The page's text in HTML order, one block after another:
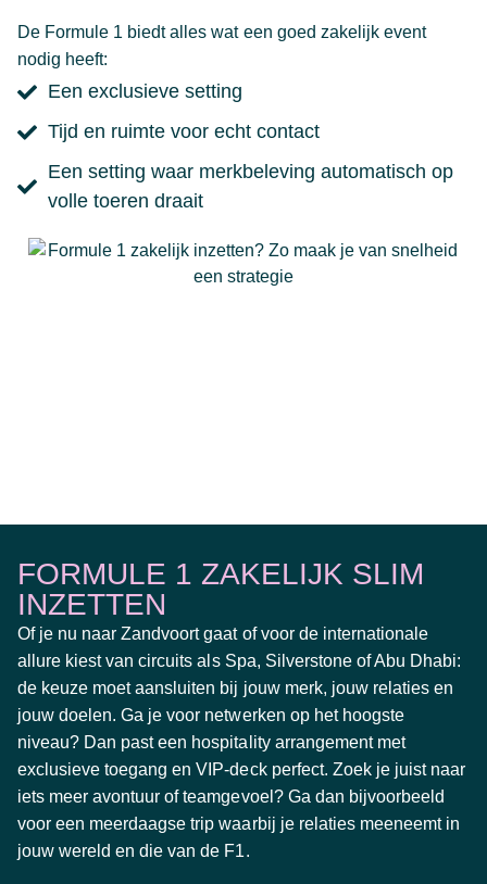
De Formule 1 biedt alles wat een goed zakelijk event
nodig heeft:
Een exclusieve setting
Tijd en ruimte voor echt contact
Een setting waar merkbeleving automatisch op
volle toeren draait
FORMULE 1 ZAKELIJK SLIM
INZETTEN
Of je nu naar Zandvoort gaat of voor de internationale
allure kiest van circuits als Spa, Silverstone of Abu Dhabi:
de keuze moet aansluiten bij jouw merk, jouw relaties en
jouw doelen. Ga je voor netwerken op het hoogste
niveau? Dan past een hospitality arrangement met
exclusieve toegang en VIP-deck perfect. Zoek je juist naar
iets meer avontuur of teamgevoel? Ga dan bijvoorbeeld
voor een meerdaagse trip waarbij je relaties meeneemt in
jouw wereld en die van de F1.